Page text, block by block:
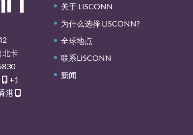
北卡
+1
港
关于 LISCONN
为什么选择 LISCONN?
全球地点
联系LISCONN
新闻